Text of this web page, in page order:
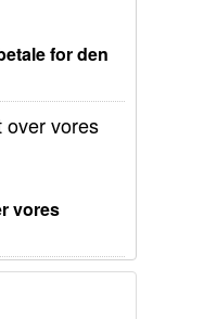
for den
vores